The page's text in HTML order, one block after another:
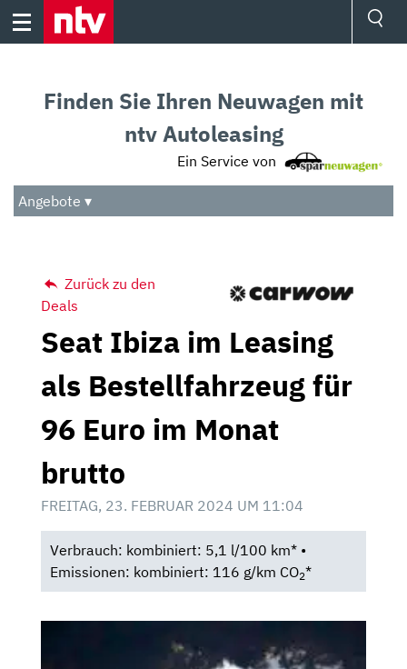
Skip
Audio
Das Beste
Finden Sie Ihren Neuwagen mit
ntv Autoleasing
Ein Service von
Angebote ▾
Zurück zu den
Deals
Seat Ibiza im Leasing
als Bestellfahrzeug für
96 Euro im Monat
brutto
FREITAG, 23. FEBRUAR 2024 UM 11:04
Verbrauch: kombiniert: 5,1 l/100 km* •
Emissionen: kombiniert: 116 g/km CO2*